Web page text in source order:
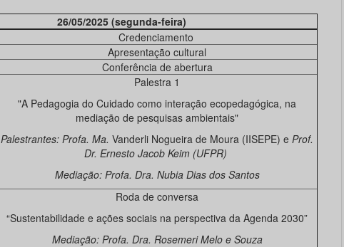
26/05/2025 (segunda-feira)
Credenciamento
Apresentação cultural
Conferência de abertura
Palestra 1
"A Pedagogia do Cuidado como interação ecopedagógica, na
mediação de pesquisas ambientais"
Palestrantes: Profa. Ma. Vanderli Nogueira de Moura (IISEPE) e Prof.
Dr. Ernesto Jacob Keim (UFPR)
Mediação: Profa. Dra. Nubia Dias dos Santos
Roda de conversa
“Sustentabilidade e ações sociais na perspectiva da Agenda 2030”
Mediação: Profa. Dra. Rosemeri Melo e Souza